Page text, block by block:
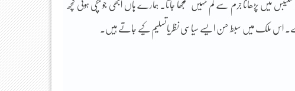
میں پڑھانا جرم سے کم نہیں سمجھا جاتا۔ ہمارے ہاں ابھی جو بچی ہوئی کچھ
اس ملک میں سبط حسن ایسے سیاسی نظریاتسلیم کیے جاتے ہیں۔